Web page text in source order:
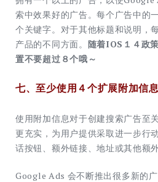
索中效果好的广告。每个广告中的
个关键字。对于其他标题和说明，
产品的不同方面。 随着IOS１４政
置不要超过８个哦～
七、至少使用４个扩展附加信息
使用附加信息对于创建搜索广告至
更充实，为用户提供采取进一步行
话按钮、额外链接、地址或其他额
Google Ads 会不断推出很多新的